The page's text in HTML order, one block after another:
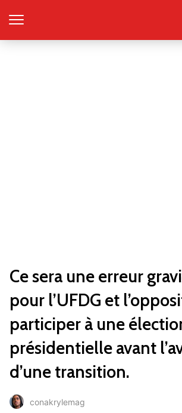
Ce sera une erreur
pour l’UFDG et
participer à une
présidentielle avant
d’une transition.
conakrylemag